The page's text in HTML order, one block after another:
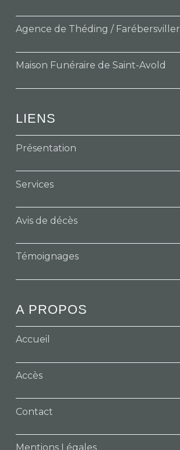
Agence de Théding / Farébersviller
Maison Funéraire de Saint-Avold
LIENS
Présentation
Services
Avis de décès
Témoignages
A PROPOS
Accueil
Accès
Contact
Mentions Légales